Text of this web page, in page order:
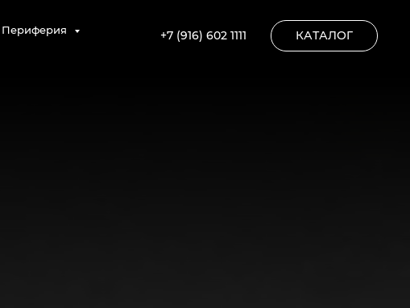
Периферия
+7 (916) 602 1111 КАТАЛОГ